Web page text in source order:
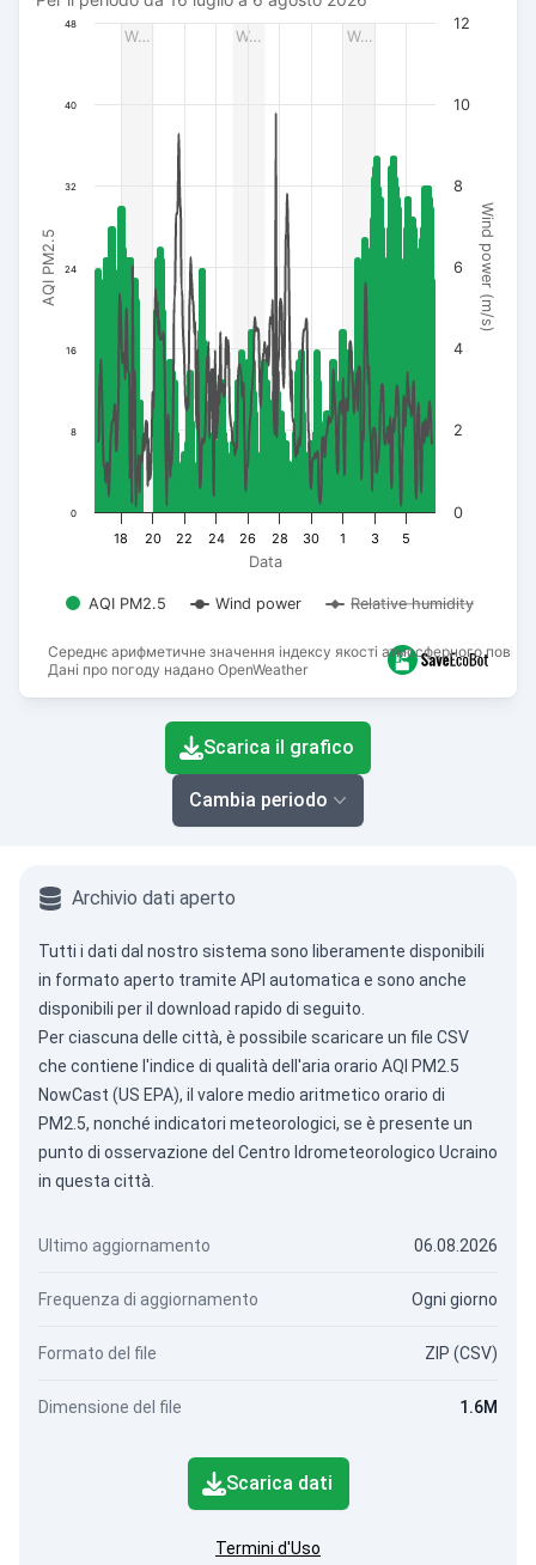
The chart has 1 X axis displaying Data. Data ranges from
The chart has 3 Y axes displaying AQI PM2.5, Wind power
Середнє арифметичне значення індексу якості атмосферного
Дані про погоду надано OpenWeather
W…
W…
W…
Data
AQI PM2.5 Wind power (m/s)
AQI PM2.5 Wind power Relative humidity
18 20 22 24 26 28 30 1 3 5
0
8
16
24
32
40
48
0
2
4
6
8
10
12
End of interactive chart.
Scarica il grafico
Cambia periodo
Archivio dati aperto
Tutti i dati dal nostro sistema sono liberamente disponibili
in formato aperto tramite API automatica e sono anche
disponibili per il download rapido di seguito.
Per ciascuna delle città, è possibile scaricare un file CSV
che contiene l'indice di qualità dell'aria orario AQI PM2.5
NowCast (US EPA), il valore medio aritmetico orario di
PM2.5, nonché indicatori meteorologici, se è presente un
punto di osservazione del Centro Idrometeorologico Ucraino
in questa città.
Ultimo aggiornamento 06.08.2026
Frequenza di aggiornamento Ogni giorno
Formato del file ZIP (CSV)
Dimensione del file 1.6M
Scarica dati
Termini d'Uso